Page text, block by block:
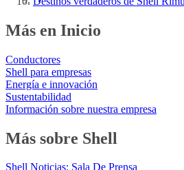
Más en Inicio
Conductores
Shell para empresas
Energía e innovación
Sustentabilidad
Información sobre nuestra empresa
Más sobre Shell
Shell Noticias: Sala De Prensa